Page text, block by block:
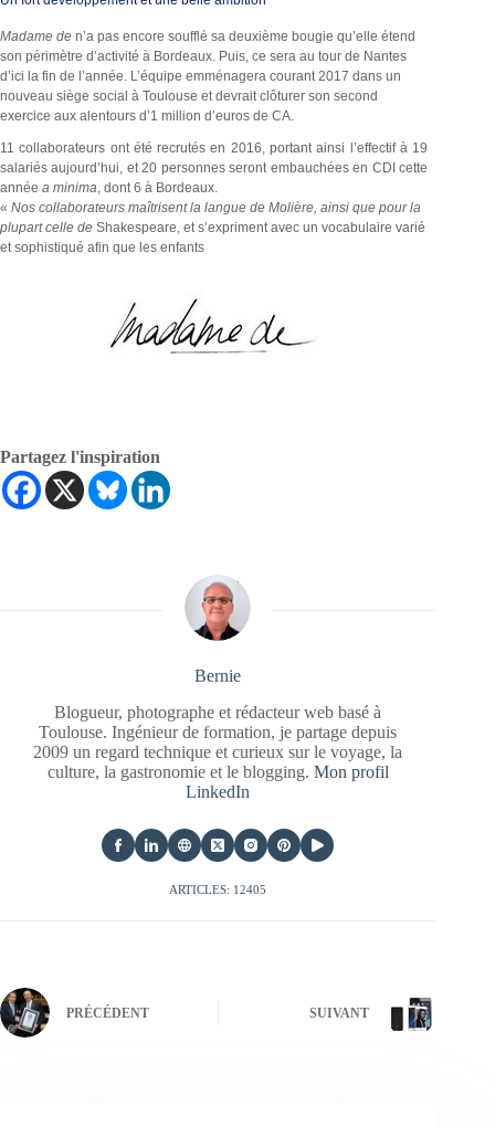
Madame de n’a pas encore soufflé sa deuxième bougie qu’elle étend
son périmètre d’activité à Bordeaux. Puis, ce sera au tour de Nantes
d’ici la fin de l’année. L’équipe emménagera courant 2017 dans un
nouveau siège social à Toulouse et devrait clôturer son second
exercice aux alentours d’1 million d’euros de CA.
11 collaborateurs ont été recrutés en 2016, portant ainsi l’effectif à 19
salariés aujourd’hui, et 20 personnes seront embauchées en CDI cette
année a minima, dont 6 à Bordeaux.
« Nos collaborateurs maîtrisent la langue de Molière, ainsi que pour la
plupart celle de Shakespeare, et s’expriment avec un vocabulaire varié
et sophistiqué afin que les enfants
Partagez l'inspiration
Bernie
Blogueur, photographe et rédacteur web basé à
Toulouse. Ingénieur de formation, je partage depuis
2009 un regard technique et curieux sur le voyage, la
culture, la gastronomie et le blogging. Mon profil
LinkedIn
ARTICLES: 12405
PRÉCÉDENT SUIVANT